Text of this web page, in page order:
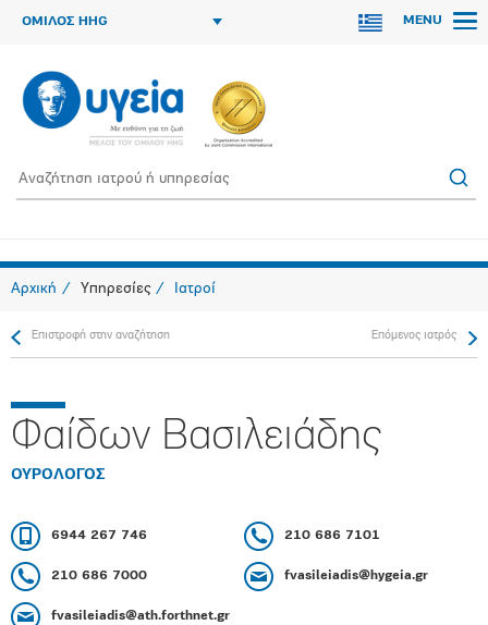
ΟΜΙΛΟΣ HHG MENU
Αρχική Υπηρεσίες Ιατροί
Επιστροφή στην αναζήτηση Επόμενος ιατρός
Φαίδων Βασιλειάδης
ΟΥΡΟΛΟΓΟΣ
6944 267 746 210 686 7101
210 686 7000 fvasileiadis@hygeia.gr
fvasileiadis@ath.forthnet.gr